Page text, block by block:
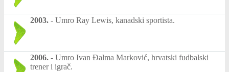
2003. - Umro Ray Lewis, kanadski sportista.
2006. - Umro Ivan Đalma Marković, hrvatski fudbalski
trener i igrač.